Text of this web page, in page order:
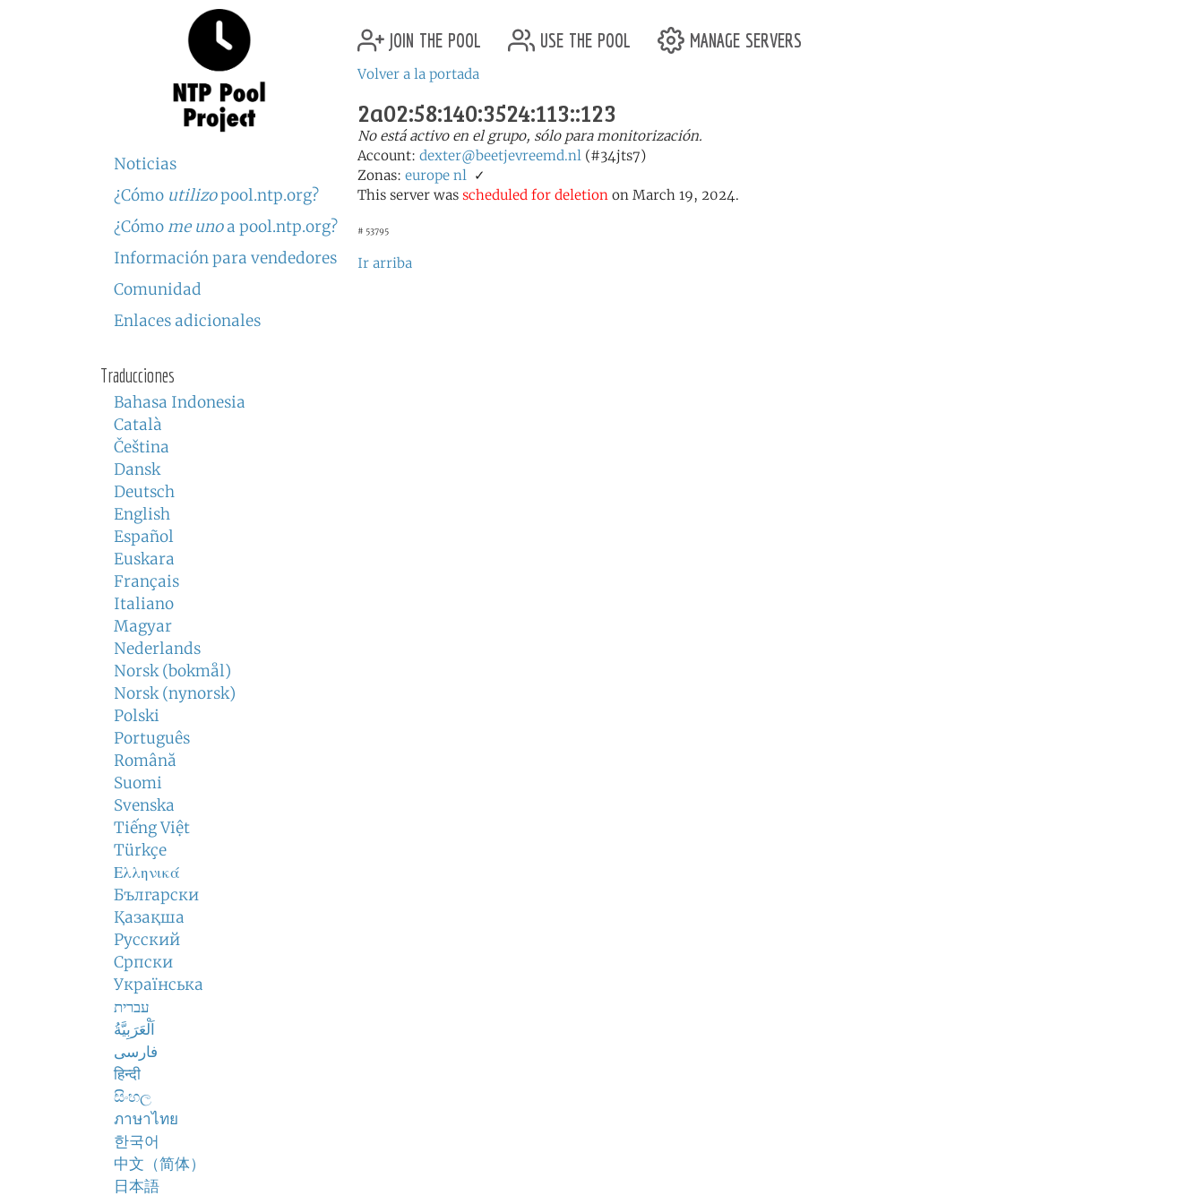
Noticias
¿Cómo utilizopool.ntp.org?
¿Cómo me unoa pool.ntp.org?
Información para vendedores
Comunidad
Enlaces adicionales
Traducciones
Bahasa Indonesia
Català
Čeština
Dansk
Deutsch
English
Español
Euskara
Français
Italiano
Magyar
Nederlands
Norsk (bokmål)
Norsk (nynorsk)
Polski
Português
Română
Suomi
Svenska
Tiếng Việt
Türkçe
Ελληνικά
Български
Қазақша
Русский
Српски
Українська
עברית
اَلْعَرَبِيَّةُ
فارسی
हिन्दी
සිංහල
ภาษาไทย
한국어
中文（简体）
日本語
join the pool use the pool manage servers
Volver a la portada
2a02:58:140:3524:113::123
No está activo en el grupo, sólo para monitorización.
Account: dexter@beetjevreemd.nl (#34jts7)
Zonas: europe nl ✓
This server was scheduled for deletion on March 19, 2024.
# 53795
Ir arriba